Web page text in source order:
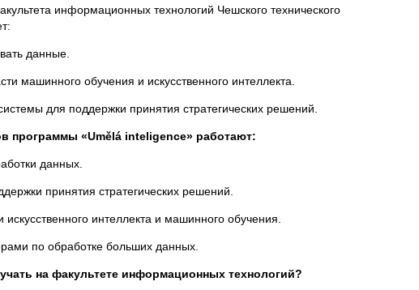
информационных технологий Чешского технического
данные.
машинного обучения и искусственного интеллекта.
для поддержки принятия стратегических решений.
программы «Umělá inteligence» работают:
данных.
принятия стратегических решений.
интеллекта и машинного обучения.
по обработке больших данных.
на факультете информационных технологий?